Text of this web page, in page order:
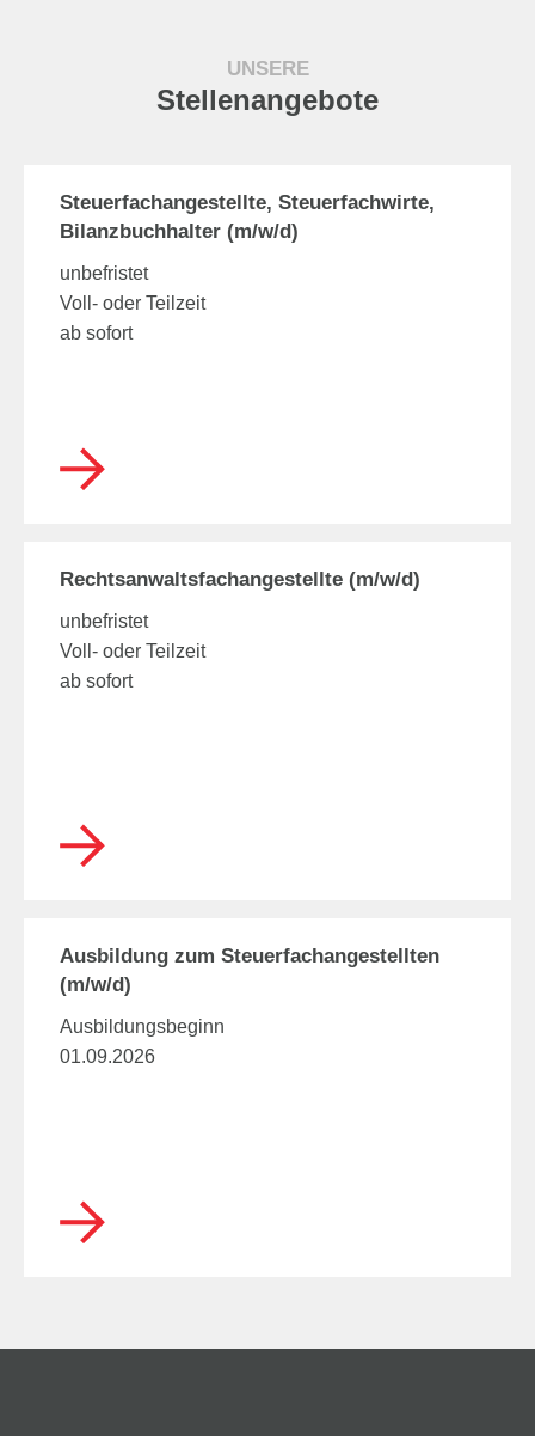
UNSERE
Stellenangebote
Steuerfachangestellte, Steuerfachwirte,
Bilanzbuchhalter (m/w/d)
unbefristet
Voll- oder Teilzeit
ab sofort
Rechtsanwaltsfachangestellte (m/w/d)
unbefristet
Voll- oder Teilzeit
ab sofort
Ausbildung zum Steuerfachangestellten
(m/w/d)
Ausbildungsbeginn
01.09.2026